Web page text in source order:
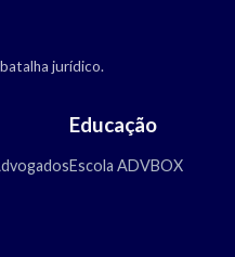
jurídico.
Educação
Escola ADVBOX